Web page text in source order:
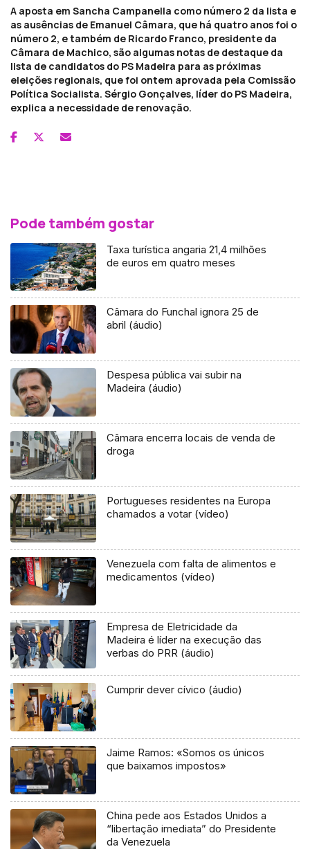
A aposta em Sancha Campanella como número 2 da lista e
as ausências de Emanuel Câmara, que há quatro anos foi o
número 2, e também de Ricardo Franco, presidente da
Câmara de Machico, são algumas notas de destaque da
lista de candidatos do PS Madeira para as próximas
eleições regionais, que foi ontem aprovada pela Comissão
Política Socialista. Sérgio Gonçalves, líder do PS Madeira,
explica a necessidade de renovação.
Pode também gostar
Taxa turística angaria 21,4 milhões
de euros em quatro meses
Câmara do Funchal ignora 25 de
abril (áudio)
Despesa pública vai subir na
Madeira (áudio)
Câmara encerra locais de venda de
droga
Portugueses residentes na Europa
chamados a votar (vídeo)
Venezuela com falta de alimentos e
medicamentos (vídeo)
Empresa de Eletricidade da
Madeira é líder na execução das
verbas do PRR (áudio)
Cumprir dever cívico (áudio)
Jaime Ramos: «Somos os únicos
que baixamos impostos»
China pede aos Estados Unidos a
“libertação imediata” do Presidente
da Venezuela